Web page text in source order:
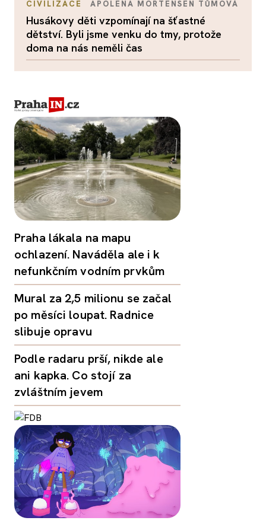
CIVILIZACE APOLENA MORTENSEN TŮMOVÁ
Husákovy děti vzpomínají na šťastné
dětství. Byli jsme venku do tmy, protože
doma na nás neměli čas
Praha lákala na mapu
ochlazení. Naváděla ale i k
nefunkčním vodním prvkům
Mural za 2,5 milionu se začal
po měsíci loupat. Radnice
slibuje opravu
Podle radaru prší, nikde ale
ani kapka. Co stojí za
zvláštním jevem